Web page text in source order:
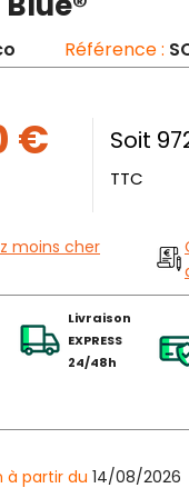
Référence :
€ Soit
TTC
moins cher
Livraison
EXPRESS
24/48h
à partir du 14/08/2026